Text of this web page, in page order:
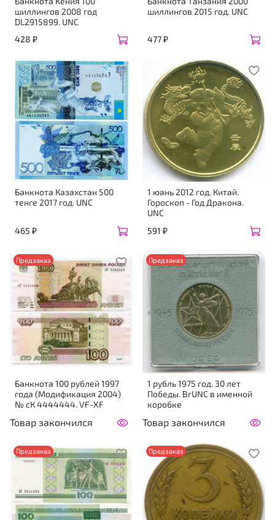
шиллингов 2008 год
DL2915899. UNC
428 ₽
шиллингов 2015 год. UNC
477 ₽
Банкнота Казахстан 500
тенге 2017 год. UNC
465 ₽
1 юань 2012 год. Китай.
Гороскоп - Год Дракона.
UNC
591 ₽
Предзаказ
Банкнота 100 рублей 1997
года (Модификация 2004)
№ сК 4444444. VF-XF
Товар закончился
Предзаказ
1 рубль 1975 год. 30 лет
Победы. BrUNC в именной
коробке
Товар закончился
Предзаказ Предзаказ